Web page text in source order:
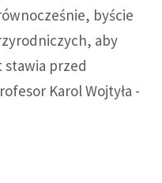
byście
aby
stawia przed
Karol Wojtyła -